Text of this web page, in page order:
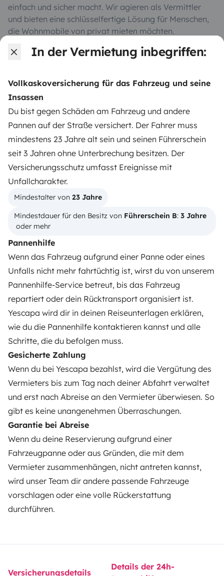
In der Vermietung inbegriffen:
Vollkaskoversicherung für das Fahrzeug und seine
Insassen
Du bist gegen Schäden am Fahrzeug und andere
Pannen auf der Straße versichert. Der Fahrer muss
mindestens 23 Jahre alt sein und seinen Führerschein
seit 3 Jahren ohne Unterbrechung besitzen. Der
Versicherungsschutz umfasst Ereignisse mit
Unfallcharakter.
Mindestalter von 23 Jahre
Mindestdauer für den Besitz von Führerschein B: 3 Jahre
oder mehr
Pannenhilfe
Wenn das Fahrzeug aufgrund einer Panne oder eines
Unfalls nicht mehr fahrtüchtig ist, wirst du von unserem
Pannenhilfe-Service betreut, bis das Fahrzeug
repartiert oder dein Rücktransport organisiert ist.
Yescapa wird dir in deinen Reiseunterlagen erklären,
wie du die Pannenhilfe kontaktieren kannst und alle
Schritte, die du befolgen muss.
Gesicherte Zahlung
Wenn du bei Yescapa bezahlst, wird die Vergütung des
Vermieters bis zum Tag nach deiner Abfahrt verwaltet
und erst nach Abreise an den Vermieter überwiesen. So
gibt es keine unangenehmen Überraschungen.
Garantie bei Abreise
Wenn du deine Reservierung aufgrund einer
Fahrzeugpanne oder aus Gründen, die mit dem
Vermieter zusammenhängen, nicht antreten kannst,
wird unser Team dir andere passende Fahrzeuge
vorschlagen oder eine volle Rückerstattung
durchführen.
Versicherungsdetails
Details der 24h-
einfach und sicher macht. Wir agieren als Vermittler
und bieten eine schlüsselfertige Lösung für Menschen,
die Wohnmobile von privat mieten möchten.
Note 4.55/5 von 208 Kundenbewertungen auf Trusted
Instagram
X
WOHNMOBIL MIETEN
Wie funktionierts?
Wohnmobil mieten
Deine ersten Schritte mit dem Wohnmobil
Die Bewertungen unserer User
Hilfe für Mieter
VERMIETER
Wohnmobil vermieten
Mietvertrag
Mietversicherung
Mietpannenhilfe
Hilfe für Vermieter
Ratenzahlung
Herunterladen im
App Store
Verfügbar auf
Google Play